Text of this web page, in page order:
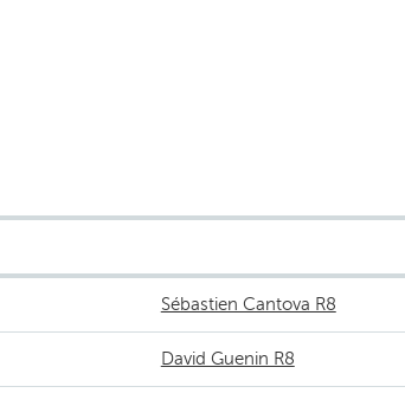
Sébastien Cantova R8
David Guenin R8